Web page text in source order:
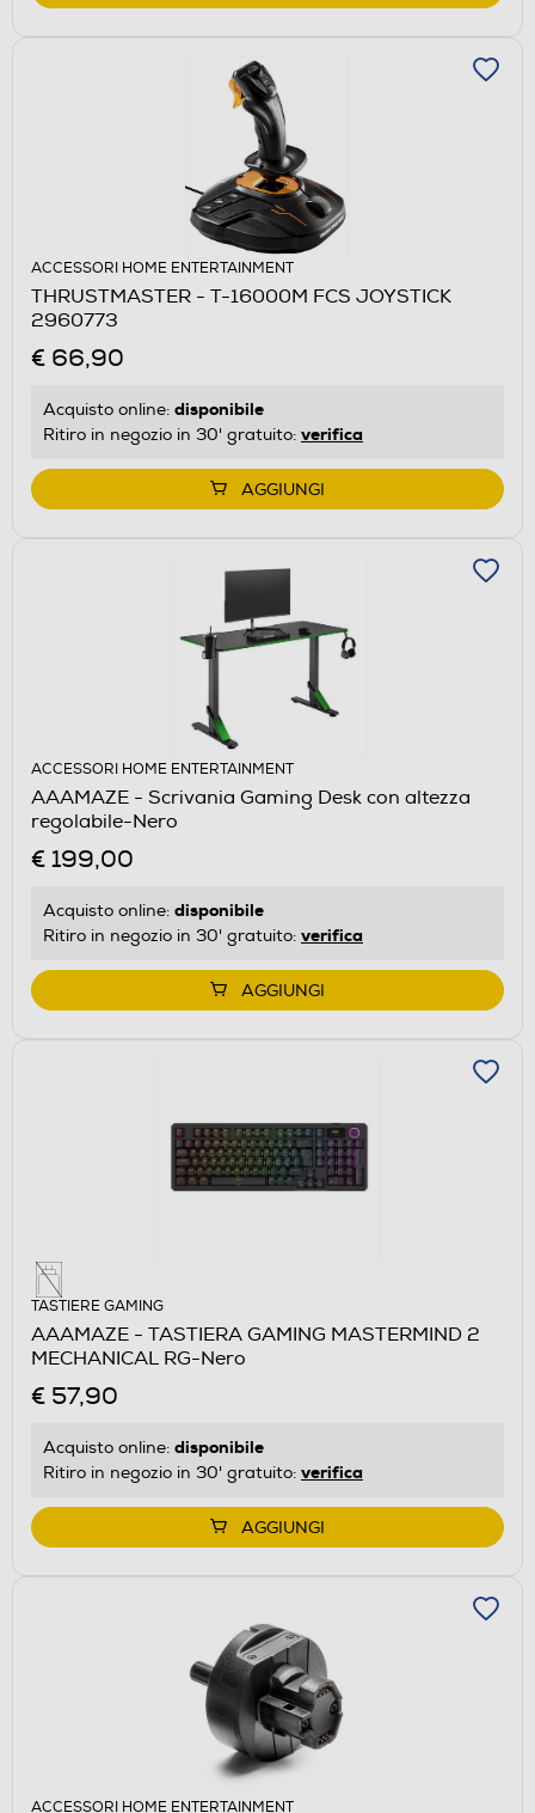
ACCESSORI HOME ENTERTAINMENT
THRUSTMASTER - T-16000M FCS JOYSTICK
2960773
€ 66,90
Acquisto online: disponibile
Ritiro in negozio in 30' gratuito: verifica
AGGIUNGI
ACCESSORI HOME ENTERTAINMENT
AAAMAZE - Scrivania Gaming Desk con altezza
regolabile-Nero
€ 199,00
Acquisto online: disponibile
Ritiro in negozio in 30' gratuito: verifica
AGGIUNGI
TASTIERE GAMING
AAAMAZE - TASTIERA GAMING MASTERMIND 2
MECHANICAL RG-Nero
€ 57,90
Acquisto online: disponibile
Ritiro in negozio in 30' gratuito: verifica
AGGIUNGI
ACCESSORI HOME ENTERTAINMENT